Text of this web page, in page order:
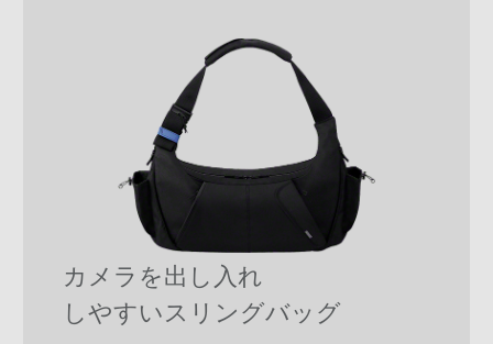
カメラを出し入れ
しやすい スリングバッグ